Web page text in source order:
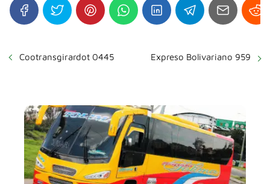
Cootransgirardot 0445 Expreso Bolivariano 959